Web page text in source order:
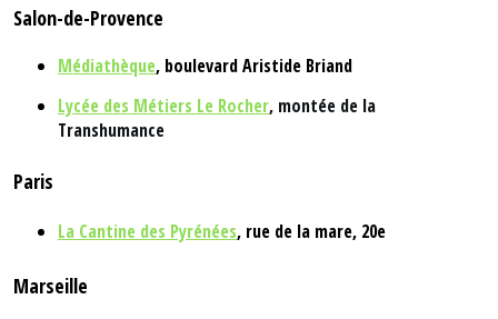
Salon-de-Provence
Médiathèque, boulevard Aristide Briand
Lycée des Métiers Le Rocher, montée de la
Transhumance
Paris
La Cantine des Pyrénées, rue de la mare, 20e
Marseille